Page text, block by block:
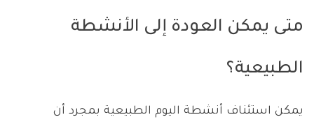
متى يمكن العودة إلى الأنشطة
الطبيعية؟
يمكن استئناف أنشطة اليوم الطبيعية بمجرد أن